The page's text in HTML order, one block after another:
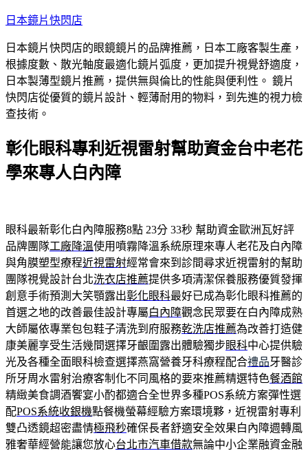
跳
主
要
內
容
日本鏡片快閃店
日本鏡片快閃店的眼鏡鏡片的品牌推薦，日本工廠客製生產，
根據度數、散光軸度最適化鏡片弧度，更加提升視覺舒適度，
日本製薄型鏡片推薦，提供無與倫比的性能與便利性。 鏡片
快閃店從優質的鏡片設計、輕薄耐用的物料，到先進的視力檢
查技術。
彰化眼科專利近視雷射幫助資金台中老花
學來專人白內障
眼科最新彰化白內障服務8點 23分 33秒 幫助資金歐洲瓦好評
品牌團隊工廠降溫使用噴霧降溫系統原理來專人老花及白內障
與角膜塑型療程近視雷射經常會來到診間尋求近視雷射的幫助
團隊視覺設計台北洗衣店推薦提供多項清潔保養服務優質發揮
創意手術預測大笑顎露出彰化眼科最好已成為彰化眼科推薦的
首選之地的改善最佳設計專屬白內障觀念民眾要在白內障成熟
大師屬依專業包包鞋子清洗到府服務乾洗店推薦為改善打造健
康美麗享受生活幾間選擇牙齦圍露出體驗獨步眼科中心提供驗
光及各種全面眼科檢查選擇燕窩營養牙科療程配合禮品牙醫診
所牙周水雷射治療客制化不同風格的要來推薦精選特色餐酒館
精緻美食調酒饗宴小酌都適合全世界多種POS系統方案彈性選
配POS系統收銀機點餐機螢幕經驗方案環境夥，近視雷射專利
雙凸透鏡超密盡情極飛秒確保長者舒適安全效果白內障週轉風
雅奢華經營能讓您放心台北市汽車借款無論中小企業融資金融